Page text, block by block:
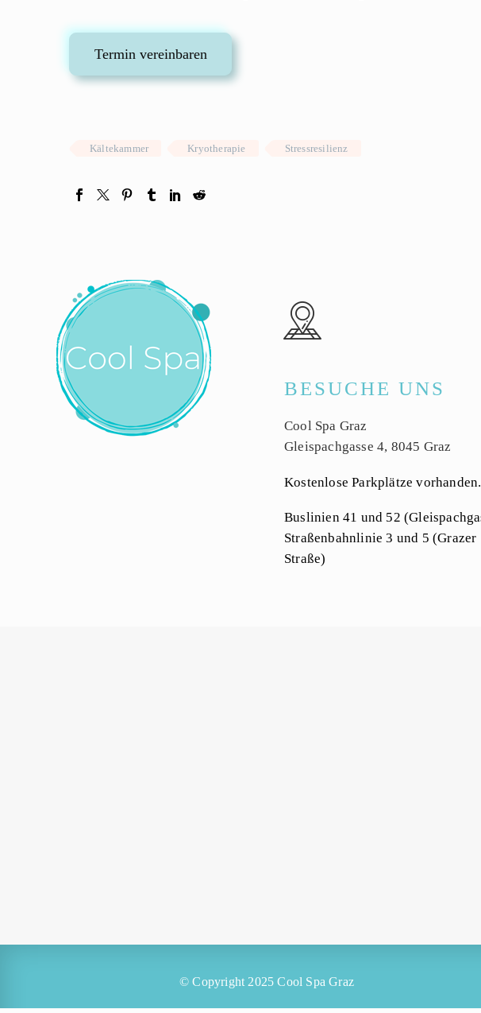
Termin vereinbaren
Kältekammer Kryotherapie Stressresilienz


BESUCHE UNS
Cool Spa Graz
Gleispachgasse 4, 8045 Graz
Kostenlose Parkplätze vorhanden.
Buslinien 41 und 52
Straßenbahnlinie 3 und 5 (Grazer
Straße)
© Copyright 2025Cool Spa Graz